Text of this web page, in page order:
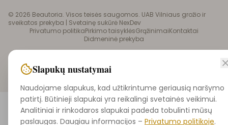
© 2026 Beautoria. Visos teisės saugomos. UAB Vilniaus grožio ir
sveikatos prekyba | Svetainę sukūrė NexDev
Privatumo politikaPirkimo taisyklėsGrąžinimaiKontaktai
Didmeninė prekyba
Slapukų nustatymai
Naudojame slapukus, kad užtikrintume geriausią naršymo
patirtį. Būtinieji slapukai yra reikalingi svetainės veikimui.
Analitiniai ir rinkodaros slapukai padeda tobulinti mūsų
paslaugas. Daugiau informacijos – Privatumo politikoje.